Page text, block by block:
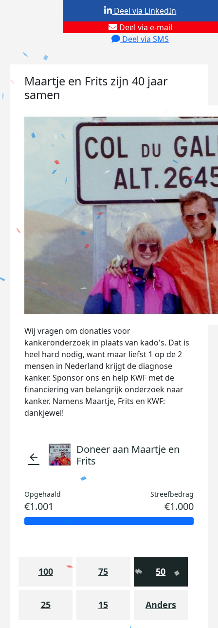
Deel via e-mail
Deel via SMS
Deel via LinkedIn
Maartje en Frits zijn 40 jaar
samen
Wij vragen om donaties voor
kankeronderzoek in plaats van kado's. Dat is
heel hard nodig, want maar liefst 1 op de 2
mensen in Nederland krijgt de diagnose
kanker. Sponsor ons en help KWF met de
financiering van belangrijk onderzoek naar
kanker. Namens Maartje, Frits en KWF:
dankjewel!
arrow_back
Doneer aan Maartje en
Frits
Opgehaald
€1.001
Streefbedrag
€1.000
100 75 50
25 15 Anders